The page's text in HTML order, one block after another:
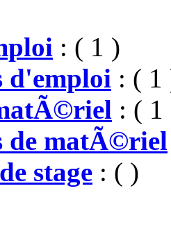
: ( 1 )
d'emploi : ( 1
: ( 1
de matÃ©riel
stage : ( )